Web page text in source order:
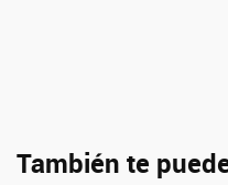
También te